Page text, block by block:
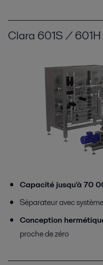
Clara 601S / 601H
Capacité jusqu'à 70
Séparateur avec
Conception
proche de zéro